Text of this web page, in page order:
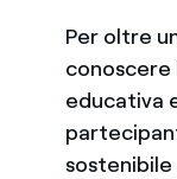
Per oltre
conoscere
educativa